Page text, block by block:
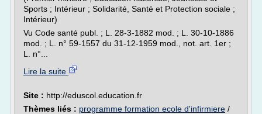
Sports ; Intérieur ; Solidarité, Santé et Protection sociale ;
Intérieur)
Vu Code santé publ. ; L. 28-3-1882 mod. ; L. 30-10-1886
mod. ; L. n° 59-1557 du 31-12-1959 mod., not. art. 1er ;
L. n°...
Lire la suite
Site : http://eduscol.education.fr
Thèmes liés : programme formation ecole d'infirmiere /